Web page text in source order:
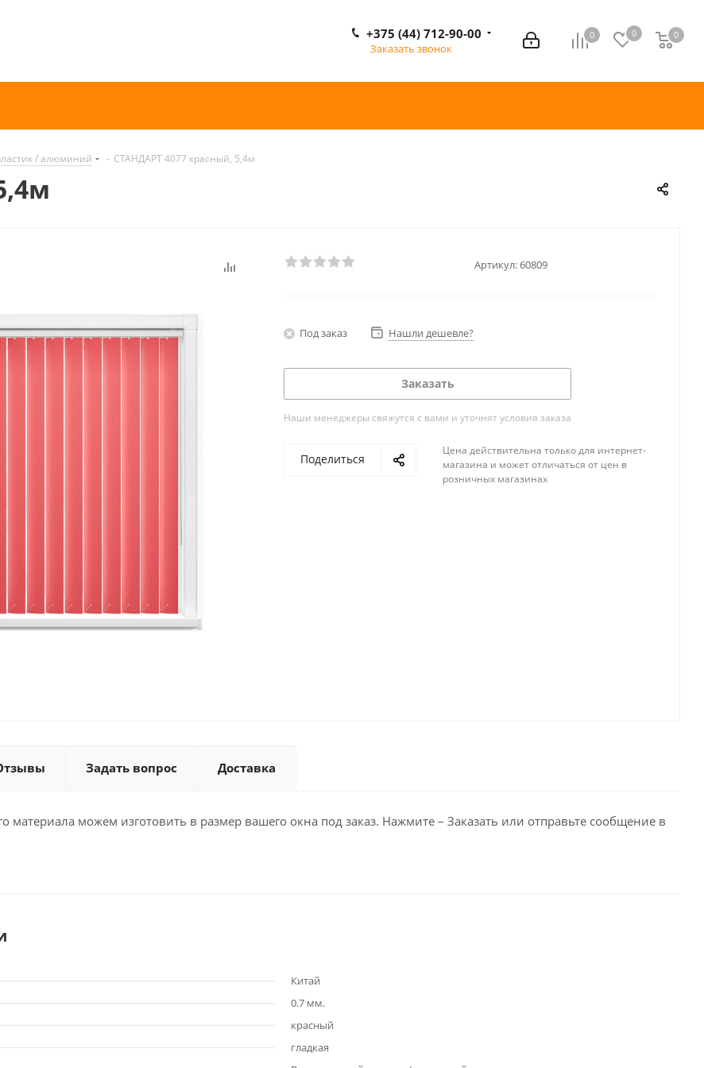
0 0 0
0
+375 (44) 712-90-00
Заказать звонок
/ алюминий - СТАНДАРТ 4077 красный, 5,4м
Артикул:60809
Под заказ Нашли дешевле?
Заказать
Наши менеджеры свяжутся с вами и уточнят условия заказа
Поделиться
Цена действительна только для интернет-
магазина и может отличаться от цен в
розничных магазинах
Задать вопрос Доставка
материала можем изготовить в размер вашего окна под заказ. Нажмите – Заказать или отправьте сообщение в
Китай
0.7 мм.
красный
гладкая